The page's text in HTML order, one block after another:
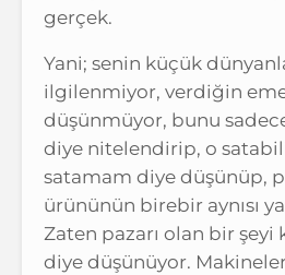
gerçek.
Yani; senin küçük
ilgilenmiyor, verdiğin
düşünmüyor, bunu
diye nitelendirip, o
satamam diye düşünüp,
ürününün birebir aynısı
Zaten pazarı olan bir
diye düşünüyor.